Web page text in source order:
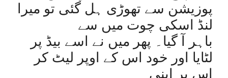
پوزیشن سے تھوڑی ہل گئی تو میرا
لنڈ اسکی چوت میں سے
باہر آ گیا۔ پھر میں نے اسے بیڈ پر
لٹایا اور خود اس کے اوپر لیٹ کر
اس پر اپنی